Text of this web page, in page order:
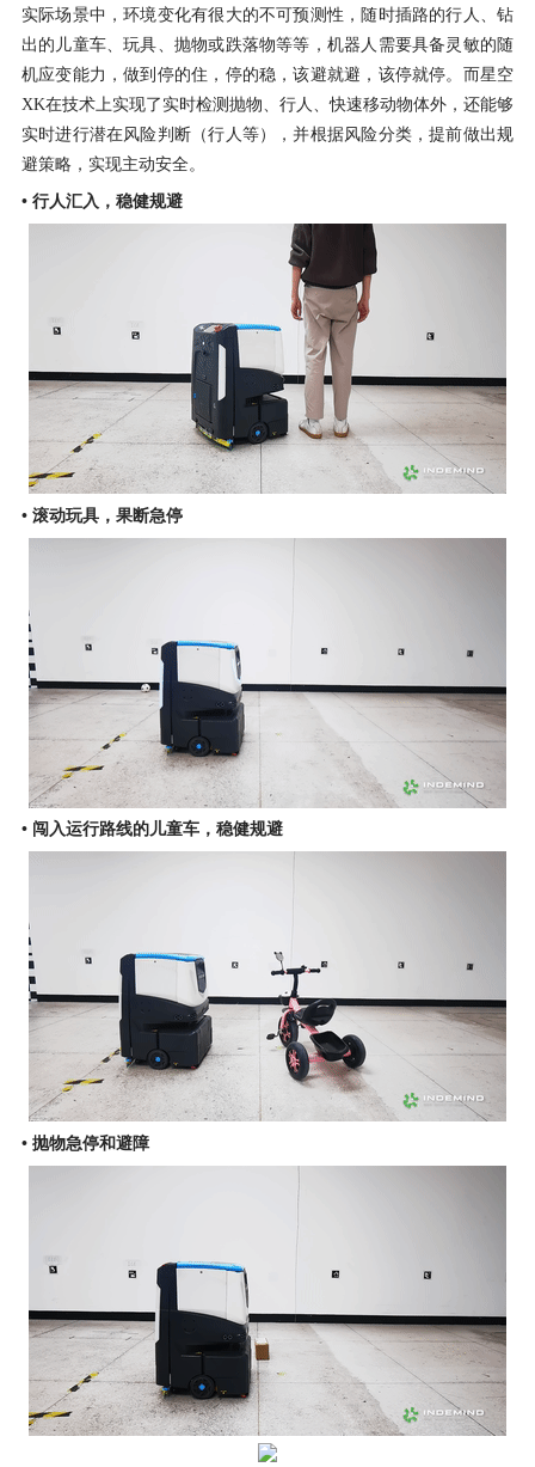
实际场景中，环境变化有很大的不可预测性，随时插路的行人、钻
出的儿童车、玩具、抛物或跌落物等等，机器人需要具备灵敏的随
机应变能力，做到停的住，停的稳，该避就避，该停就停。而星空
XK在技术上实现了实时检测抛物、行人、快速移动物体外，还能够
实时进行潜在风险判断（行人等），并根据风险分类，提前做出规
避策略，实现主动安全。
• 行人汇入，稳健规避
• 滚动玩具，果断急停
• 闯入运行路线的儿童车，稳健规避
• 抛物急停和避障